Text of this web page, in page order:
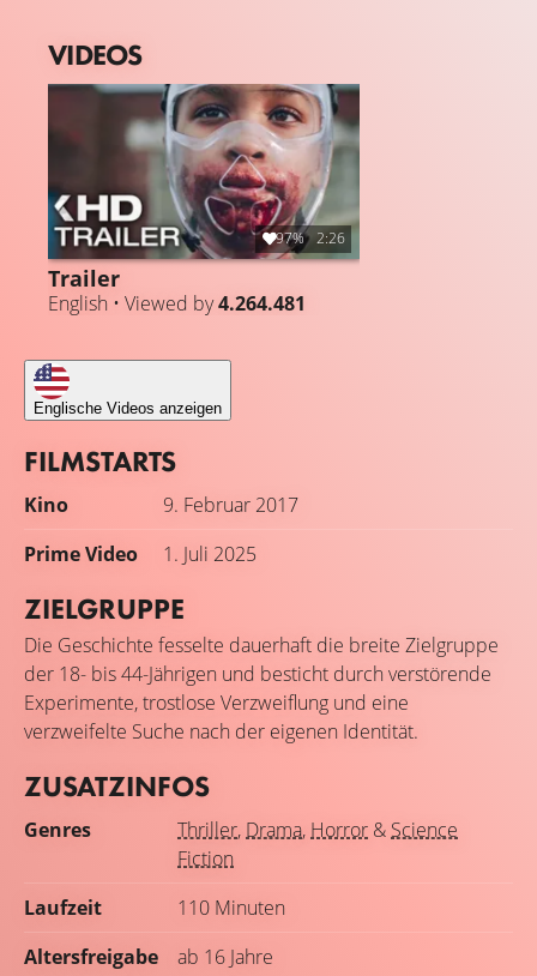
VIDEOS
97% 2:26
Trailer
English • Viewed by4.264.481
Englische Videos anzeigen
FILMSTARTS
Kino
9. Februar 2017
Prime Video
1. Juli 2025
ZIELGRUPPE
Die Geschichte fesselte dauerhaft die breite Zielgruppe
der 18- bis 44-Jährigen und besticht durch verstörende
Experimente, trostlose Verzweiflung und eine
verzweifelte Suche nach der eigenen Identität.
ZUSATZINFOS
Genres Thriller, Drama, Horror & Science
Fiction
Laufzeit
110 Minuten
Altersfreigabe
ab 16 Jahre